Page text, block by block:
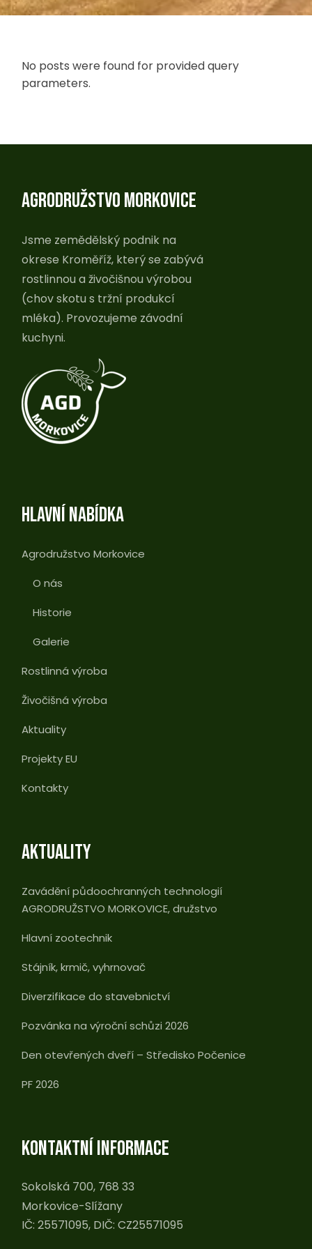
No posts were found for provided query
parameters.
AGRODRUŽSTVO MORKOVICE
Jsme zemědělský podnik na
okrese Kroměříž, který se zabývá
rostlinnou a živočišnou výrobou
(chov skotu s tržní produkcí
mléka). Provozujeme závodní
kuchyni.
HLAVNÍ NABÍDKA
Agrodružstvo Morkovice
O nás
Historie
Galerie
Rostlinná výroba
Živočišná výroba
Aktuality
Projekty EU
Kontakty
AKTUALITY
Zavádění půdoochranných technologií
AGRODRUŽSTVO MORKOVICE, družstvo
Hlavní zootechnik
Stájník, krmič, vyhrnovač
Diverzifikace do stavebnictví
Pozvánka na výroční schůzi 2026
Den otevřených dveří – Středisko Počenice
PF 2026
KONTAKTNÍ INFORMACE
Sokolská 700, 768 33
Morkovice-Slížany
IČ: 25571095, DIČ: CZ25571095